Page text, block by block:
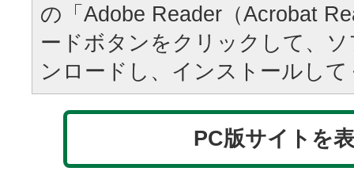
の「Adobe Reader（Acrobat
ードボタンをクリックして、
ンロードし、インストールし
PC版サイトを